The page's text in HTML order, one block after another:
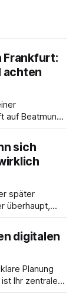
Frankfurt:
achten
auf Beatmung
bleiben –
Sie
sich
später
überhaupt,
meist
digitalen
Planung
Ihr zentraler